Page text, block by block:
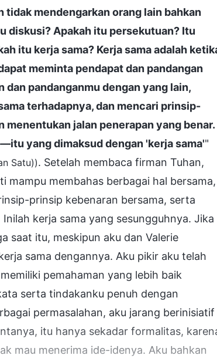
tidak mendengarkan orang lain bahkan
diskusi? Apakah itu persekutuan? Itu
itu kerja sama? Kerja sama adalah
meminta pendapat dan pandangan
pandanganmu dengan yang lain,
terhadapnya, dan mencari prinsip-
menentukan jalan penerapan yang benar.
yang dimaksud dengan 'kerja sama'"
Satu)). Setelah membaca firman Tuhan,
mampu membahas berbagai hal bersama,
prinsip kebenaran bersama, serta
kerja sama yang sesungguhnya. Jika
saat itu, meskipun aku dan Valerie
sama dengannya. Aku pikir aku telah
pemahaman yang lebih baik
serta tindakanku penuh dengan
permasalahan, aku jarang berinisiatif
itu hanya sekadar formalitas,
mau menerima ide-idenya. Aku bahkan